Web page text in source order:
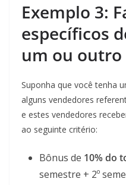
Exemplo 3:
específicos
um ou
Suponha que você tenha
alguns vendedores
e estes vendedores
ao seguinte critério:
Bônus de 10% do
semestre + 2º